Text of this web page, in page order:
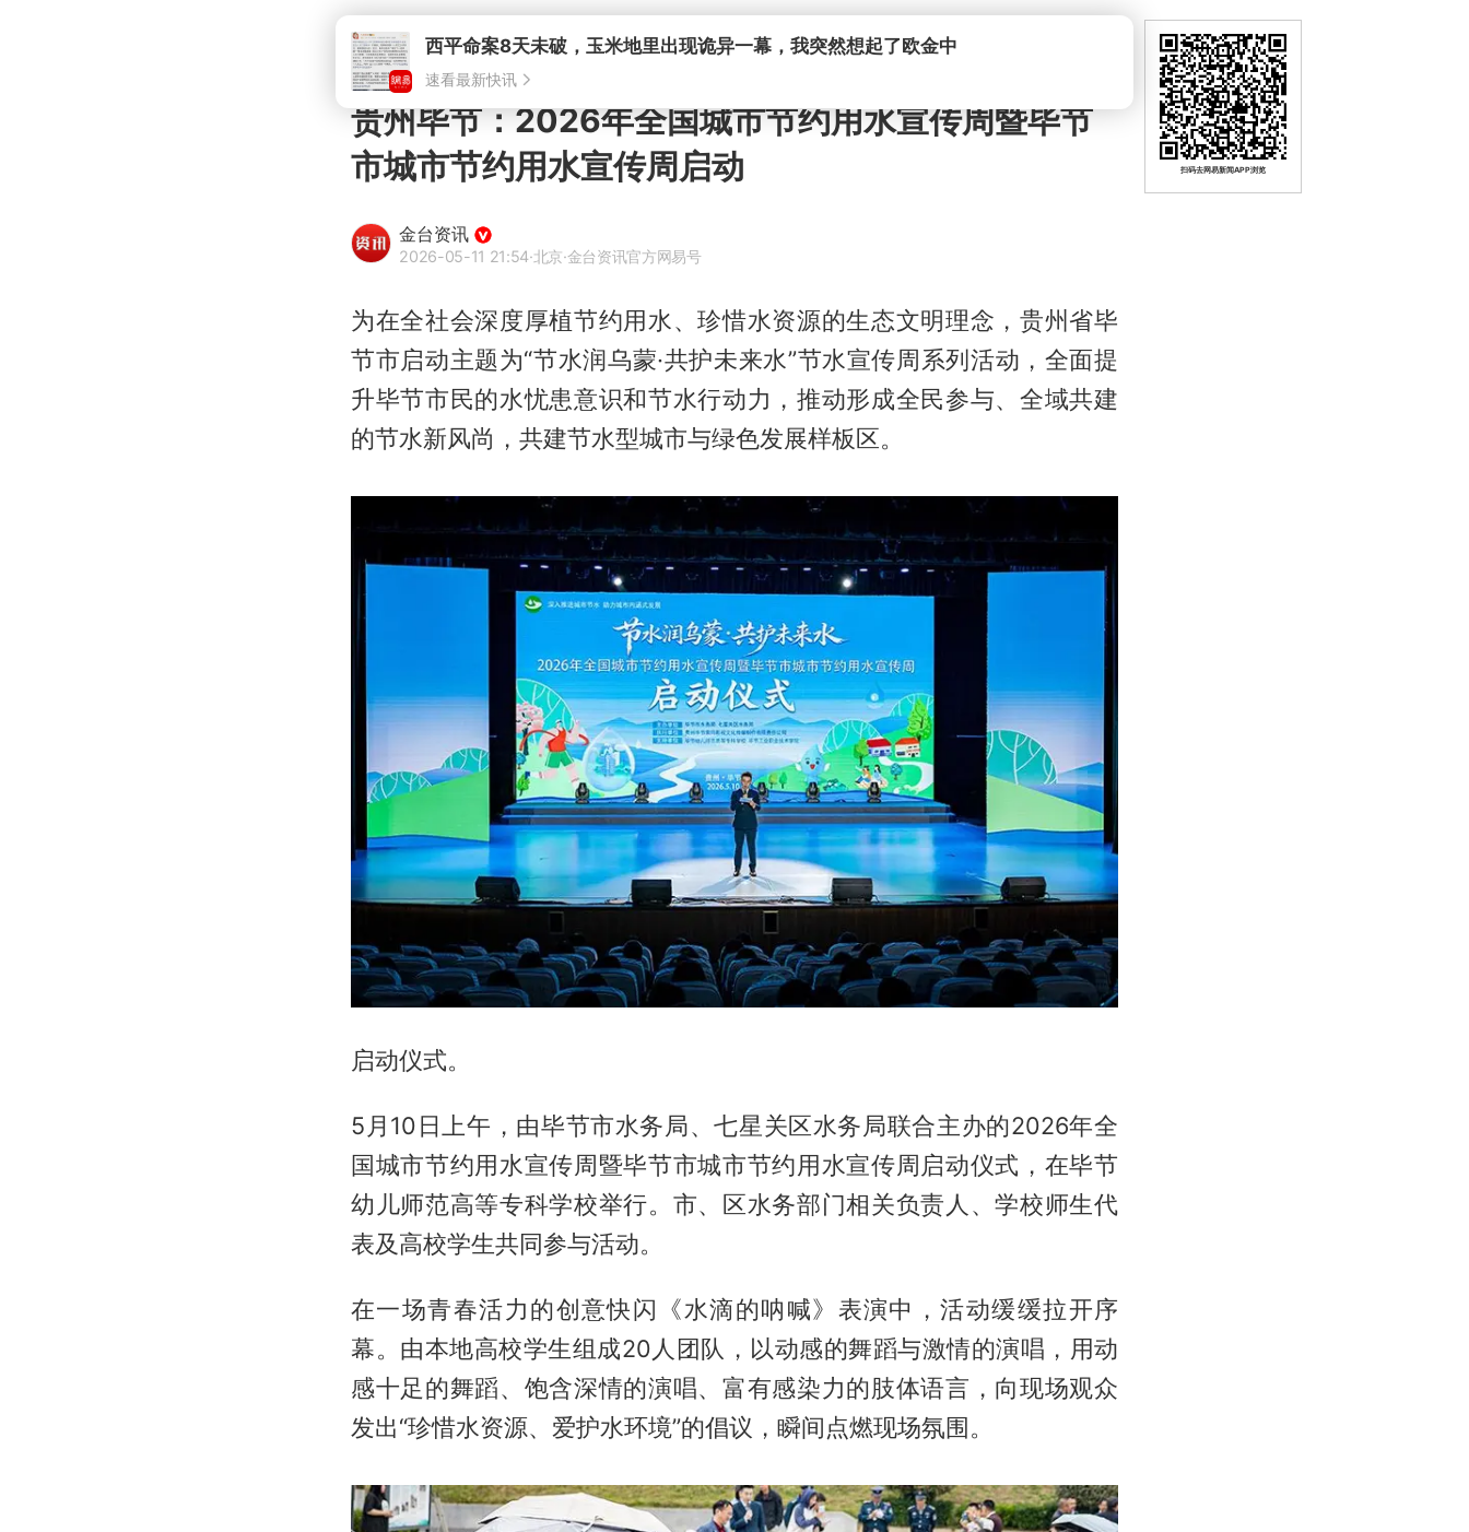
西平命案8天未破，玉米地里出现诡异一幕，我突然想起了欧金中
速看最新快讯
贵州毕节：2026年全国城市节约用水宣传周暨毕节
市城市节约用水宣传周启动
金台资讯
2026-05-11 21:54·北京·金台资讯官方网易号
为在全社会深度厚植节约用水、珍惜水资源的生态文明理念，贵州省毕
节市启动主题为“节水润乌蒙·共护未来水”节水宣传周系列活动，全面提
升毕节市民的水忧患意识和节水行动力，推动形成全民参与、全域共建
的节水新风尚，共建节水型城市与绿色发展样板区。
启动仪式。
5月10日上午，由毕节市水务局、七星关区水务局联合主办的2026年全
国城市节约用水宣传周暨毕节市城市节约用水宣传周启动仪式，在毕节
幼儿师范高等专科学校举行。市、区水务部门相关负责人、学校师生代
表及高校学生共同参与活动。
在一场青春活力的创意快闪《水滴的呐喊》表演中，活动缓缓拉开序
幕。由本地高校学生组成20人团队，以动感的舞蹈与激情的演唱，用动
感十足的舞蹈、饱含深情的演唱、富有感染力的肢体语言，向现场观众
发出“珍惜水资源、爱护水环境”的倡议，瞬间点燃现场氛围。
扫码去网易新闻APP浏览